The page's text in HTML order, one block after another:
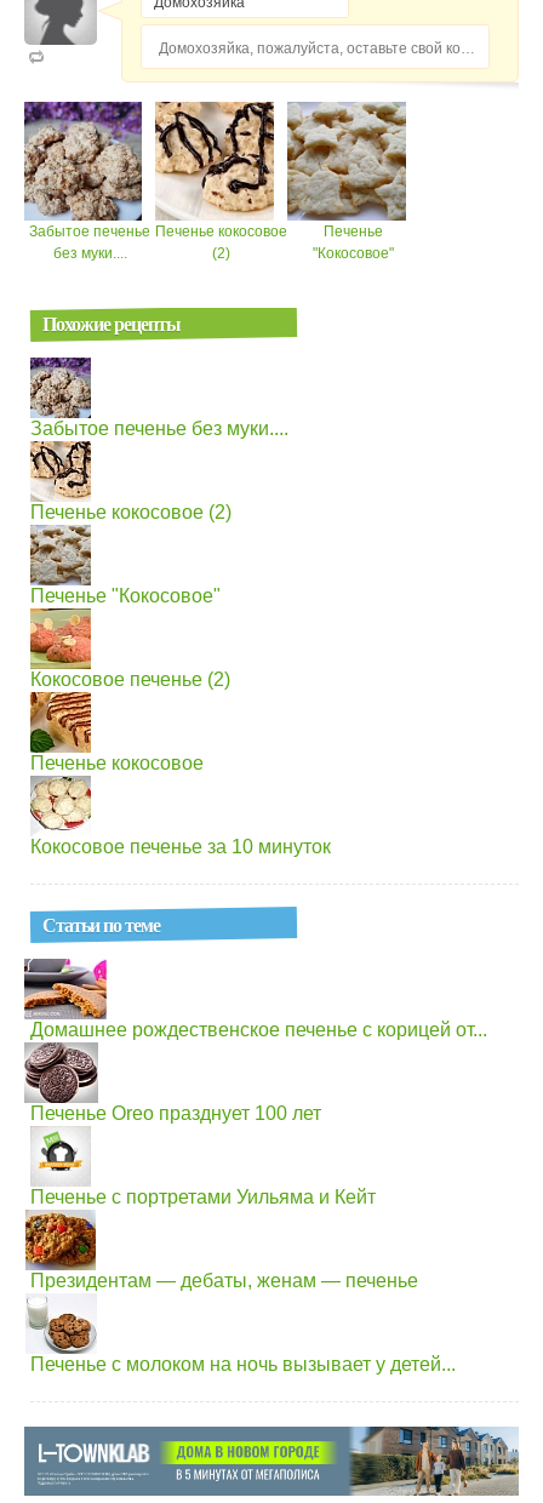
Домохозяйка, пожалуйста, оставьте свой комментарий...
Забытое печенье
без муки....
Печенье кокосовое
(2)
Печенье
"Кокосовое"
Похожие рецепты
Забытое печенье без муки....
Печенье кокосовое (2)
Печенье "Кокосовое"
Кокосовое печенье (2)
Печенье кокосовое
Кокосовое печенье за 10 минуток
Статьи по теме
Домашнее рождественское печенье с корицей от...
Печенье Oreo празднует 100 лет
Печенье с портретами Уильяма и Кейт
Президентам — дебаты, женам — печенье
Печенье с молоком на ночь вызывает у детей...